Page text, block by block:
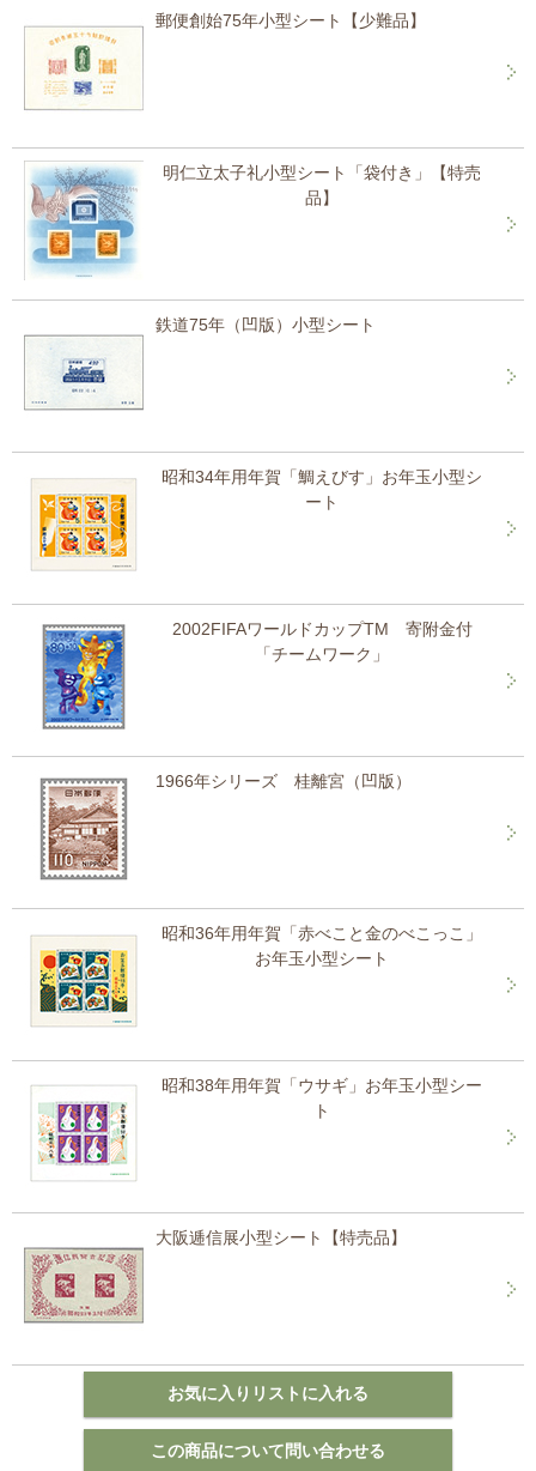
郵便創始75年小型シート【少難品】
明仁立太子礼小型シート「袋付き」【特売
品】
鉄道75年（凹版）小型シート
昭和34年用年賀「鯛えびす」お年玉小型シ
ート
2002FIFAワールドカップTM 寄附金付
「チームワーク」
1966年シリーズ 桂離宮（凹版）
昭和36年用年賀「赤べこと金のべこっこ」
お年玉小型シート
昭和38年用年賀「ウサギ」お年玉小型シー
ト
大阪逓信展小型シート【特売品】